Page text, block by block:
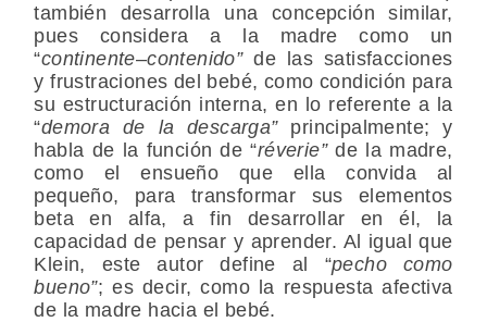
también desarrolla una concepción similar,
pues considera a la madre como un
“continente–contenido”de las satisfacciones
y frustraciones del bebé, como condición para
su estructuración interna, en lo referente a la
“demora de la descarga”principalmente; y
habla de la función de “réverie”de la madre,
como el ensueño que ella convida al
pequeño, para transformar sus elementos
beta en alfa, a fin desarrollar en él, la
capacidad de pensar y aprender. Al igual que
Klein, este autor define al “pecho como
bueno”; es decir, como la respuesta afectiva
de la madre hacia el bebé.